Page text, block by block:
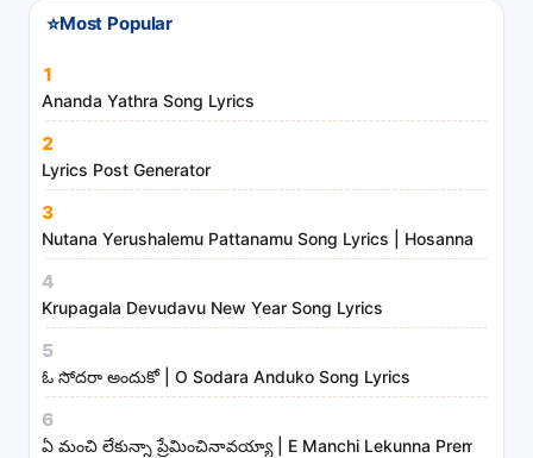
d
m
i
s
t
r
i
e
s
⭐Most Popular
1
Ananda Yathra Song Lyrics
2
Lyrics Post Generator
3
Nutana Yerushalemu Pattanamu Song Lyrics | Hosanna
4
Krupagala Devudavu New Year Song Lyrics
5
ఓ సోదరా అందుకో | O Sodara Anduko Song Lyrics
6
ఏ మంచి లేకున్నా ప్రేమించినావయ్యా | E Manchi Lekunna